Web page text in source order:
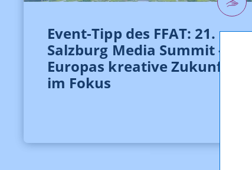
Event-Tipp des FFAT: 21.
Salzburg Media Summit -
Europas kreative Zukunft
im Fokus